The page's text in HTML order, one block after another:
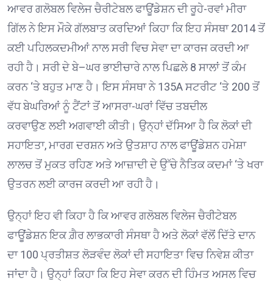
ਆਵਰਗਲੋਬਲ ਵਿਲੇਜ ਚੈਰੀਟੇਬਲ ਫਾਊਂਡੇਸ਼ਨਦੀ ਰੂਹੇ-ਰਵਾਂ ਮੀਰਾ
ਗਿੱਲ ਨੇ ਇਸ ਮੌਕੇ ਗੱਲਬਾਤ ਕਰਦਿਆਂ ਕਿਹਾ ਕਿ ਇਹ ਸੰਸਥਾ2014ਤੋਂ
ਕਈ ਪਹਿਲਕਦਮੀਆਂ ਨਾਲ ਸਰੀ ਵਿਚ ਸੇਵਾਦਾ ਕਾਰਜ ਕਰਦੀ ਆ
ਰਹੀਹੈ। ਸਰੀ ਦੇ ਬੇ–ਘਰ ਭਾਈਚਾਰੇ ਨਾਲਪਿਛਲੇ 8 ਸਾਲਾਂ ਤੋਂ ਕੰਮ
ਕਰਨ‘ਤੇ ਬਹੁਤ ਮਾਣ ਹੈ।ਇਸ ਸੰਸਥਾ ਨੇ 135Aਸਟਰੀਟ ‘ਤੇ 200 ਤੋਂ
ਵੱਧ ਬੇਘਰਿਆਂ ਨੂੰ ਟੈਂਟਾਂ ਤੋਂ ਆਸਰਾ-ਘਰਾਂ ਵਿੱਚ ਤਬਦੀਲ
ਕਰਵਾਉਣਲਈ ਅਗਵਾਈ ਕੀਤੀ। ਉਨ੍ਹਾਂਦੱਸਿਆ ਹੈ ਕਿ ਲੋਕਾਂ ਦੀ
ਸਹਾਇਤਾ,ਮਾਰਗ ਦਰਸ਼ਨ ਅਤੇ ਉਤਸ਼ਾਹ ਨਾਲ ਫਾਊਂਡੇਸ਼ਨ ਹਮੇਸ਼ਾ
ਲਾਲਚ ਤੋਂ ਮੁਕਤ ਰਹਿਣ ਅਤੇ ਆਜ਼ਾਦੀ ਦੇ ਉੱਚੇ ਨੈਤਿਕ ਕਦਮਾਂ‘ਤੇ ਖਰਾ
ਉਤਰਨ ਲਈਕਾਰਜ ਕਰਦੀ ਆ ਰਹੀ ਹੈ।
ਉਨ੍ਹਾਂ ਇਹ ਵੀ ਕਿਹਾ ਹੈ ਕਿਆਵਰਗਲੋਬਲਵਿਲੇਜਚੈਰੀਟੇਬਲ
ਫਾਊਂਡੇਸ਼ਨ ਇਕ ਗ਼ੈਰ ਲਾਭਕਾਰੀ ਸੰਸਥਾ ਹੈ ਅਤੇ ਲੋਕਾਂ ਵੱਲੋਂ ਦਿੱਤੇ ਦਾਨ
ਦਾ100 ਪ੍ਰਤੀਸ਼ਤ ਲੋੜਵੰਦ ਲੋਕਾਂ ਦੀ ਸਹਾਇਤਾ ਵਿਚ ਨਿਵੇਸ਼ ਕੀਤਾ
ਜਾਂਦਾ ਹੈ। ਉਨ੍ਹਾਂ ਕਿਹਾ ਕਿ ਇਹ ਸੇਵਾ ਕਰਨ ਦੀ ਹਿੰਮਤ ਅਸਲ ਵਿਚ